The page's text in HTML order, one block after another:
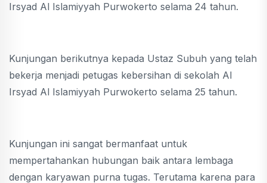
Irsyad Al Islamiyyah Purwokerto selama 24 tahun.
Kunjungan berikutnya kepada Ustaz Subuh yang telah
bekerja menjadi petugas kebersihan di sekolah Al
Irsyad Al Islamiyyah Purwokerto selama 25 tahun.
Kunjungan ini sangat bermanfaat untuk
mempertahankan hubungan baik antara lembaga
dengan karyawan purna tugas. Terutama karena para